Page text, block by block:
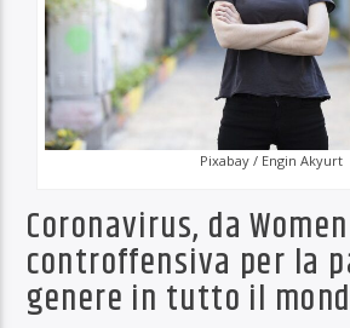
Pixabay / Engin Akyurt
Coronavirus, da
controffensiva per la
genere in tutto il